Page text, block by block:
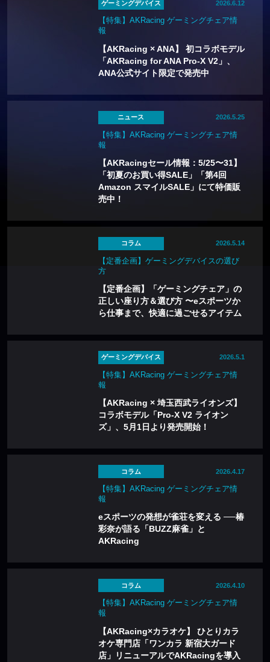
ゲーミングデバイス 2026.6.12
【特集】AKRacing ゲーミングチェア情
報
【AKRacing × ANA】 初コラボモデル
「AKRacing for ANA Pro-X V2」、
ANA公式サイト限定で発売中
ニュース 2026.5.25
【特集】AKRacing ゲーミングチェア情
報
【AKRacingセール情報：5/25〜31】
「初夏のお買い得SALE」「第4回
Amazon スマイルSALE」にて特価販
売中！
コラム 2026.5.14
【定番企画】ゲーミングデバイスの選び
方
【定番企画】「ゲーミングチェア」の
正しい座り方＆選び方 〜eスポーツか
ら仕事まで、快適に過ごせるアイテム
ゲーミングデバイス 2026.5.1
【特集】AKRacing ゲーミングチェア情
報
【AKRacing × 埼玉西武ライオンズ】
コラボモデル「Pro-X V2 ライオン
ズ」、5月1日より発売開始！
コラム 2026.4.17
【特集】AKRacing ゲーミングチェア情
報
eスポーツの発想が雀荘を変える ──椿
彩奈が語る「BUZZ麻雀」と
AKRacing
コラム 2026.4.10
【特集】AKRacing ゲーミングチェア情
報
【AKRacing×カラオケ】 ひとりカラ
オケ専門店「ワンカラ 新宿大ガード
店」リニューアルでAKRacingを導入